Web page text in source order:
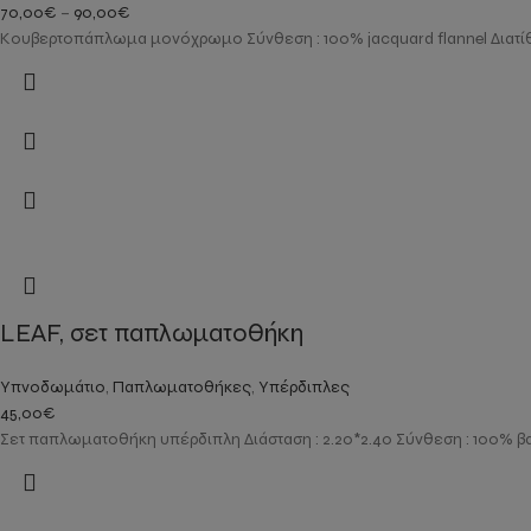
70,00€ – 90,00€
Κουβερτοπάπλωμα μονόχρωμο Σύνθεση : 100% jacquard flannel
LEAF, σετ παπλωματοθήκη
Υπνοδωμάτιο, Παπλωματοθήκες, Υπέρδιπλες
45,00€
Σετ παπλωματοθήκη υπέρδιπλη Διάσταση : 2.20*2.40 Σύνθεση : 100%